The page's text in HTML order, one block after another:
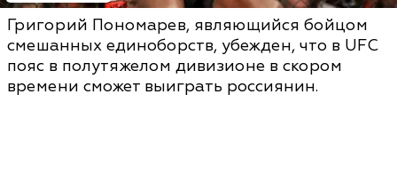
Григорий Пономарев, являющийся бойцом
смешанных единоборств, убежден, что в UFC
пояс в полутяжелом дивизионе в скором
времени сможет выиграть россиянин.